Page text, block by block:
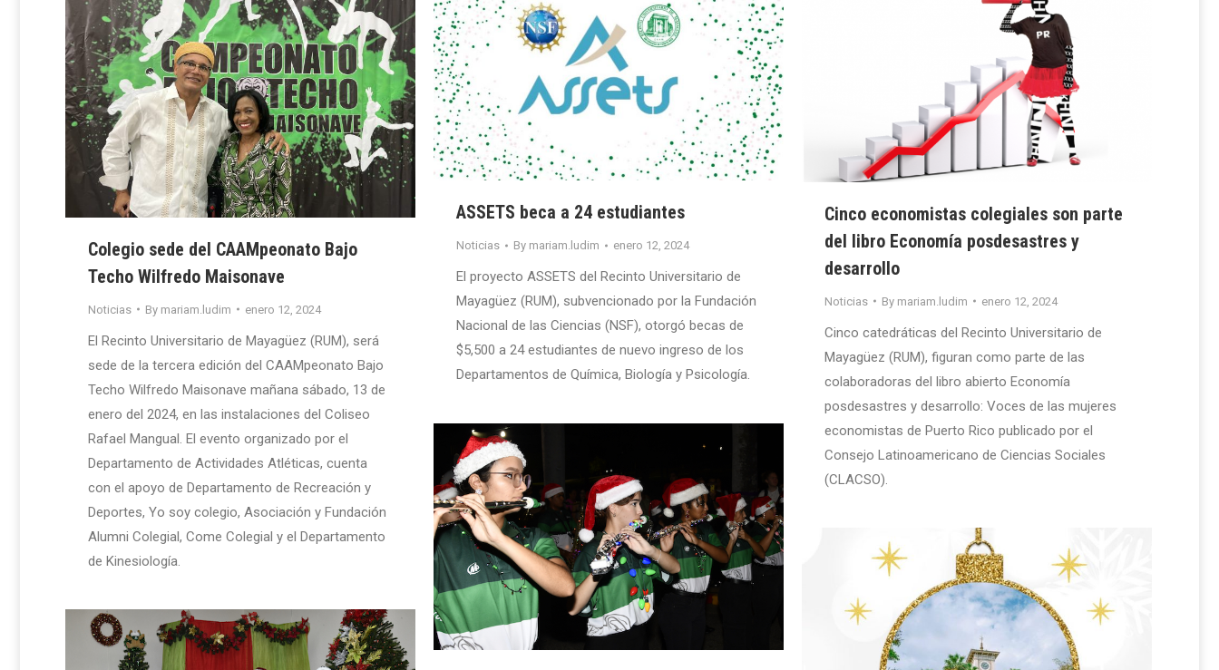
Colegio sede del CAAMpeonato Bajo
Techo Wilfredo Maisonave
Noticias By mariam.ludim enero 12, 2024
El Recinto Universitario de Mayagüez (RUM), será
sede de la tercera edición del CAAMpeonato Bajo
Techo Wilfredo Maisonave mañana sábado, 13 de
enero del 2024, en las instalaciones del Coliseo
Rafael Mangual. El evento organizado por el
Departamento de Actividades Atléticas, cuenta
con el apoyo de Departamento de Recreación y
Deportes, Yo soy colegio, Asociación y Fundación
Alumni Colegial, Come Colegial y el Departamento
de Kinesiología.
ASSETS beca a 24 estudiantes
Noticias By mariam.ludim enero 12, 2024
El proyecto ASSETS del Recinto Universitario de
Mayagüez (RUM), subvencionado por la Fundación
Nacional de las Ciencias (NSF), otorgó becas de
$5,500 a 24 estudiantes de nuevo ingreso de los
Departamentos de Química, Biología y Psicología.
Cinco economistas colegiales son parte
del libro Economía posdesastres y
desarrollo
Noticias By mariam.ludim enero 12, 2024
Cinco catedráticas del Recinto Universitario de
Mayagüez (RUM), figuran como parte de las
colaboradoras del libro abierto Economía
posdesastres y desarrollo: Voces de las mujeres
economistas de Puerto Rico publicado por el
Consejo Latinoamericano de Ciencias Sociales
(CLACSO).